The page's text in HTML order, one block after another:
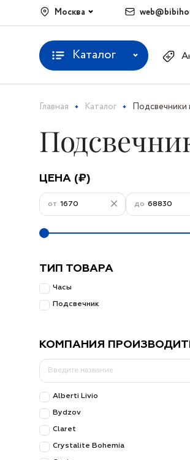
Москва
Каталог
Главная Каталог Подсвечники
ЦЕНА (₽)
от до
ТИП ТОВАРА
Часы
Подсвечник
КОМПАНИЯ
Alberti Livio
Bydzov
Claret
Crystalite Bohemia